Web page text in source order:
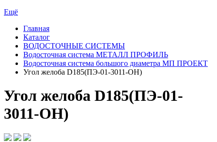
Ещё
Главная
Каталог
ВОДОСТОЧНЫЕ СИСТЕМЫ
Водосточная система МЕТАЛЛ ПРОФИЛЬ
Водосточная система большого диаметра МП ПРОЕКТ
Угол желоба D185(ПЭ-01-3011-ОН)
Угол желоба D185(ПЭ-01-
3011-ОН)